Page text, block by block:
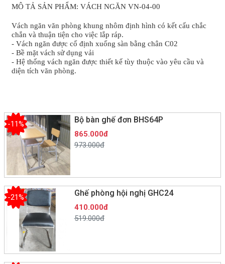
MÔ TẢ SẢN PHẨM: VÁCH NGĂN VN-04-00
Vách ngăn văn phòng khung nhôm định hình có kết cấu chắc
chắn và thuận tiện cho việc lắp ráp.
- Vách ngăn được cố định xuống sàn bằng chân C02
- Bề mặt vách sử dụng vải
- Hệ thống vách ngăn được thiết kế tùy thuộc vào yêu cầu và
diện tích văn phòng.
Bộ bàn ghế đơn BHS64P
-11%
865.000đ
973.000đ
Ghế phòng hội nghị GHC24
-21%
410.000đ
519.000đ